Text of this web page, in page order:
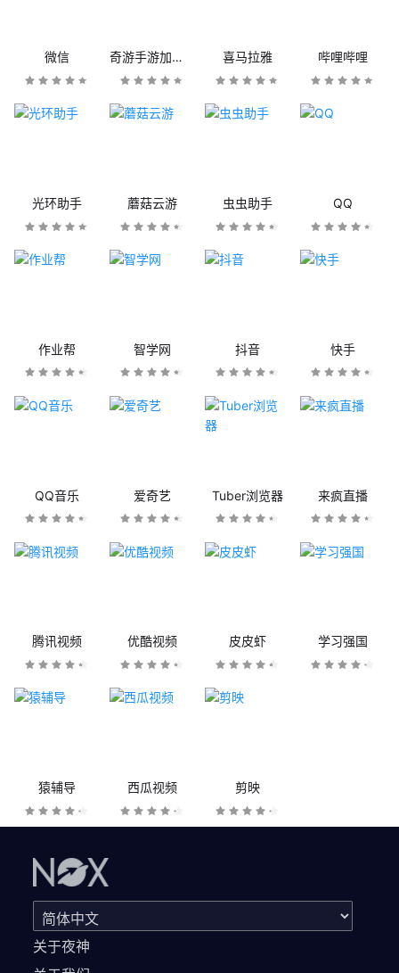
微信 奇游手游加速器 喜马拉雅 哔哩哔哩
光环助手 蘑菇云游 虫虫助手 QQ
作业帮 智学网 抖音 快手
QQ音乐 爱奇艺 Tuber浏览器 来疯直播
腾讯视频 优酷视频 皮皮虾 学习强国
猿辅导 西瓜视频 剪映
关于夜神